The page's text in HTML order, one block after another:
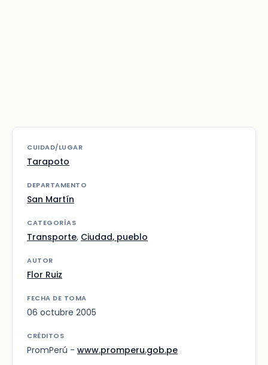
CUIDAD/LUGAR
Tarapoto
DEPARTAMENTO
San Martín
CATEGORÍAS
Transporte, Ciudad, pueblo
AUTOR
Flor Ruiz
FECHA DE TOMA
06 octubre 2005
CRÉDITOS
PromPerú - www.promperu.gob.pe